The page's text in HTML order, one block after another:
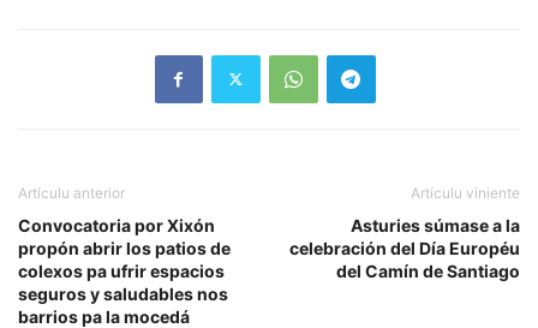
Artículu anterior
Convocatoria por Xixón
propón abrir los patios de
colexos pa ufrir espacios
seguros y saludables nos
barrios pa la mocedá
Artículu viniente
Asturies súmase a la
celebración del Día Européu
del Camín de Santiago